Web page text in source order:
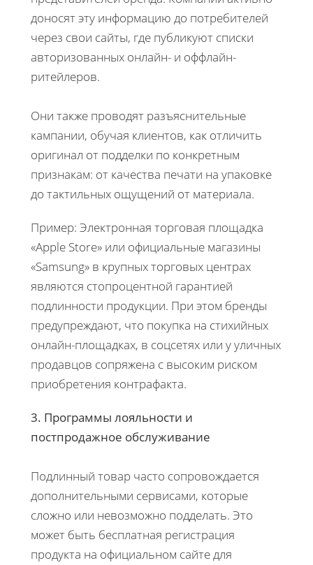
доносят эту информацию до потребителей
через свои сайты, где публикуют списки
авторизованных онлайн- и оффлайн-
ритейлеров.
Они также проводят разъяснительные
кампании, обучая клиентов, как отличить
оригинал от подделки по конкретным
признакам: от качества печати на упаковке
до тактильных ощущений от материала.
Пример: Электронная торговая площадка
«Apple Store» или официальные магазины
«Samsung» в крупных торговых центрах
являются стопроцентной гарантией
подлинности продукции. При этом бренды
предупреждают, что покупка на стихийных
онлайн-площадках, в соцсетях или у уличных
продавцов сопряжена с высоким риском
приобретения контрафакта.
3. Программы лояльности и
постпродажное обслуживание
Подлинный товар часто сопровождается
дополнительными сервисами, которые
сложно или невозможно подделать. Это
может быть бесплатная регистрация
продукта на официальном сайте для